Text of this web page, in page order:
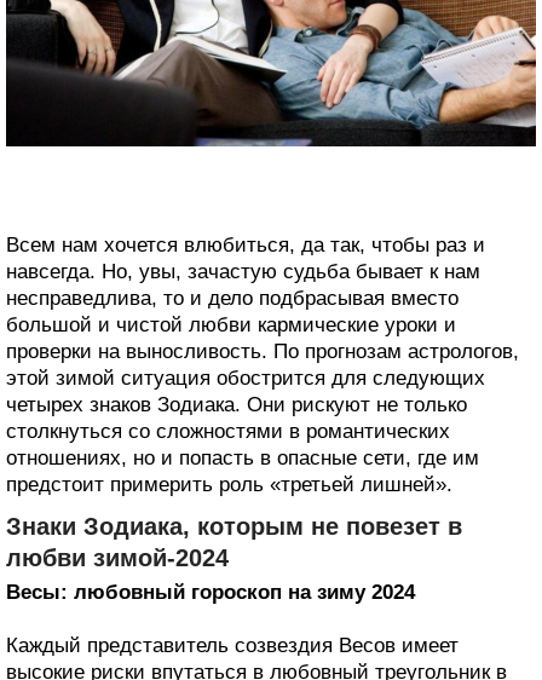
Всем нам хочется влюбиться, да так, чтобы раз и
навсегда. Но, увы, зачастую судьба бывает к нам
несправедлива, то и дело подбрасывая вместо
большой и чистой любви кармические уроки и
проверки на выносливость. По прогнозам астрологов,
этой зимой ситуация обострится для следующих
четырех знаков Зодиака. Они рискуют не только
столкнуться со сложностями в романтических
отношениях, но и попасть в опасные сети, где им
предстоит примерить роль «третьей лишней».
Знаки Зодиака, которым не повезет в
любви зимой-2024
Весы: любовный гороскоп на зиму 2024
Каждый представитель созвездия Весов имеет
высокие риски впутаться в любовный треугольник в